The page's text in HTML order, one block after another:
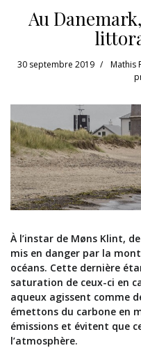
Au
30 septembre 2019 Mathis
À l’instar de Møns Klint,
mis en danger par la
océans. Cette dernière
saturation de ceux-ci en
aqueux agissent comme
émettons du carbone en
émissions et évitent que
l’atmosphère.